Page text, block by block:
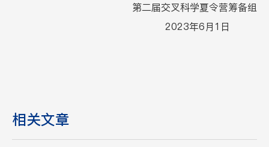
第二届交叉科学夏令营筹备组
2023年6月1日
相关文章